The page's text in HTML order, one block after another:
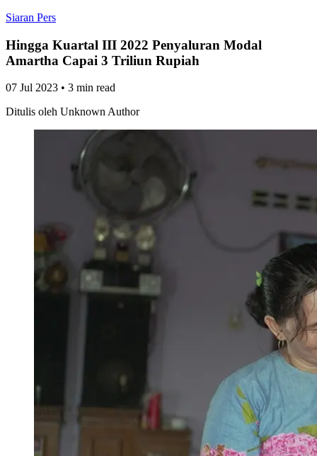
Siaran Pers
Hingga Kuartal III 2022 Penyaluran Modal
Amartha Capai 3 Triliun Rupiah
07 Jul 2023 • 3 min read
Ditulis oleh Unknown Author